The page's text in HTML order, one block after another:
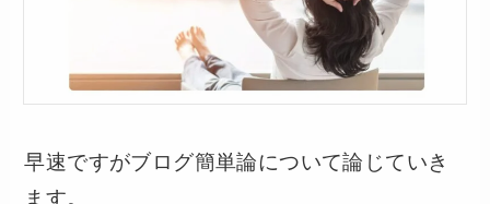
早速ですがブログ簡単論について論じていき
ます。